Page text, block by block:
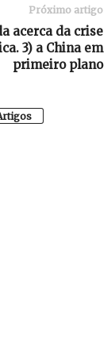
Próximo artigo
acerca da crise
3) a China em
primeiro plano